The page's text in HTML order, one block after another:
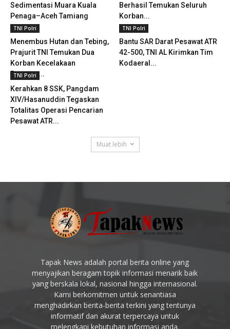
Sedimentasi Muara Kuala
Penaga–Aceh Tamiang
Berhasil Temukan Seluruh
Korban...
TNI Polri
Menembus Hutan dan Tebing,
Prajurit TNI Temukan Dua
Korban Kecelakaan
Pesawat...
TNI Polri
Bantu SAR Darat Pesawat ATR
42-500, TNI AL Kirimkan Tim
Kodaeral...
TNI Polri
Kerahkan 8 SSK, Pangdam
XIV/Hasanuddin Tegaskan
Totalitas Operasi Pencarian
Pesawat ATR...
Muat lebih
Tapak News adalah portal berita online yang
menyajikan beragam topik informasi menarik baik
yang berskala lokal, nasional hingga internasional.
Kami berkomitmen untuk senantiasa
menghadirkan berita-berita terkini yang tentunya
informatif dan akurat terpercaya untuk
melengkapi kebutuhan informasi anda.